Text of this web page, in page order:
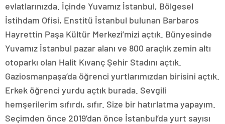
evlatlarınızda. İçinde Yuvamız İstanbul, Bölgesel
İstihdam Ofisi, Enstitü İstanbul bulunan Barbaros
Hayrettin Paşa Kültür Merkezi’mizi açtık. Bünyesinde
Yuvamız İstanbul pazar alanı ve 800 araçlık zemin altı
otoparkı olan Halit Kıvanç Şehir Stadını açtık.
Gaziosmanpaşa’da öğrenci yurtlarımızdan birisini açtık.
Erkek öğrenci yurdu açtık burada. Sevgili
hemşerilerim sıfırdı, sıfır. Size bir hatırlatma yapayım.
Seçimden önce 2019’dan önce İstanbul’da yurt sayısı